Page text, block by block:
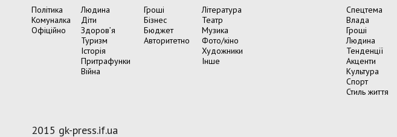
Політика
Комуналка
Офіційно
Людина
Діти
Здоров’я
Туризм
Історія
Притрафунки
Війна
Гроші
Бізнес
Бюджет
Авторитетно
Література
Театр
Музика
Фото/кіно
Художники
Інше
Спецтема
Влада
Гроші
Людина
Тенденції
Акценти
Культура
Спорт
Стиль життя
2015 gk-press.if.ua